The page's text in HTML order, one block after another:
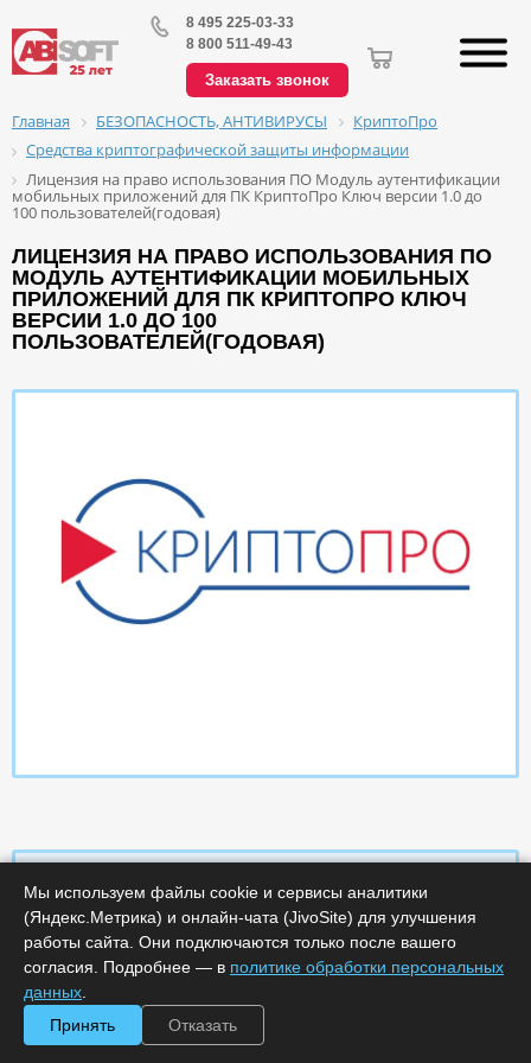
8 495 225-03-33
8 800 511-49-43
Заказать звонок
Главная БЕЗОПАСНОСТЬ, АНТИВИРУСЫ
КриптоПро
Средства криптографической защиты информации
Лицензия на право использования ПО Модуль аутентификации
мобильных приложений для ПК КриптоПро Ключ версии 1.0 до
100 пользователей(годовая)
ЛИЦЕНЗИЯ НА ПРАВО ИСПОЛЬЗОВАНИЯ ПО
МОДУЛЬ АУТЕНТИФИКАЦИИ МОБИЛЬНЫХ
ПРИЛОЖЕНИЙ ДЛЯ ПК КРИПТОПРО КЛЮЧ
ВЕРСИИ 1.0 ДО 100
ПОЛЬЗОВАТЕЛЕЙ(ГОДОВАЯ)
Характеристики
Минимальное количество лицензий :
0000-358666
Мы используем файлы cookie и сервисы аналитики
(Яндекс.Метрика) и онлайн-чата (JivoSite) для улучшения
работы сайта. Они подключаются только после вашего
согласия. Подробнее — в политике обработки персональных
данных
Принять
Отказать